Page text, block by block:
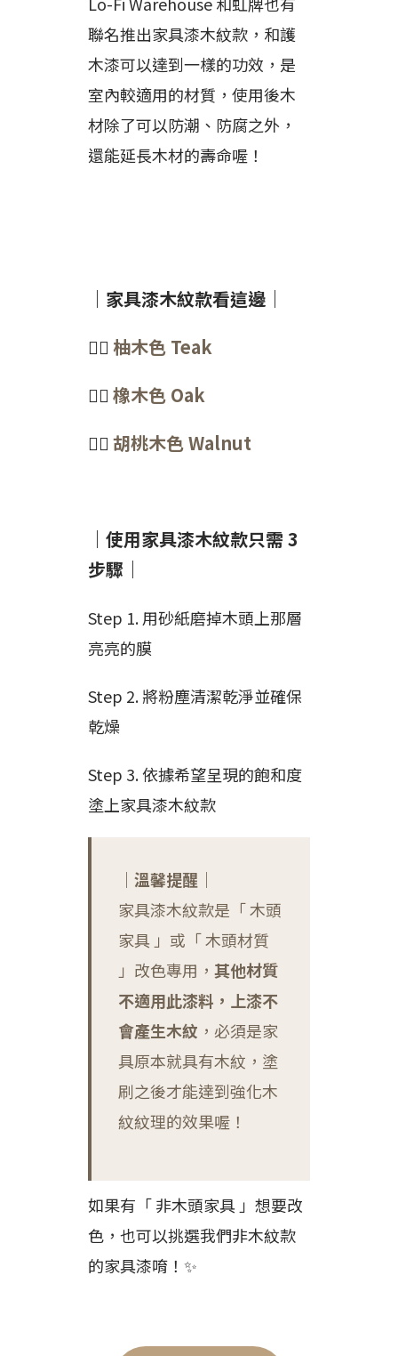
聯名推出家具漆木紋款，和護
木漆可以達到一樣的功效，是
室內較適用的材質，使用後木
材除了可以防潮、防腐之外，
還能延長木材的壽命喔！
｜家具漆木紋款看這邊｜
👉🏻 柚木色 Teak
👉🏻 橡木色 Oak
👉🏻 胡桃木色 Walnut
｜使用家具漆木紋款只需 3
步驟｜
Step 1. 用砂紙磨掉木頭上那層
亮亮的膜
Step 2. 將粉塵清潔乾淨並確保
乾燥
Step 3. 依據希望呈現的飽和度
塗上家具漆木紋款
｜溫馨提醒｜
家具漆木紋款是「 木頭
家具 」或「 木頭材質
」改色專用， 其他材質
不適用此漆料，上漆不
會產生木紋 ，必須是家
具原本就具有木紋，塗
刷之後才能達到強化木
紋紋理的效果喔！
如果有「 非木頭家具 」想要改
色，也可以挑選我們非木紋款
的家具漆唷！✨